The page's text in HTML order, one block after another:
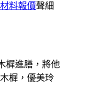
料報價聲細
樨進膳，將他
樨，優美玲